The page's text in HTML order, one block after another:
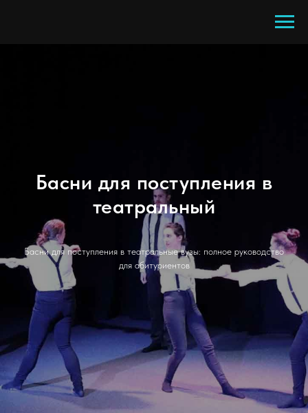
Басни для поступления в
театральный
Басни для поступления в театральные вузы: полное руководство
для абитуриентов